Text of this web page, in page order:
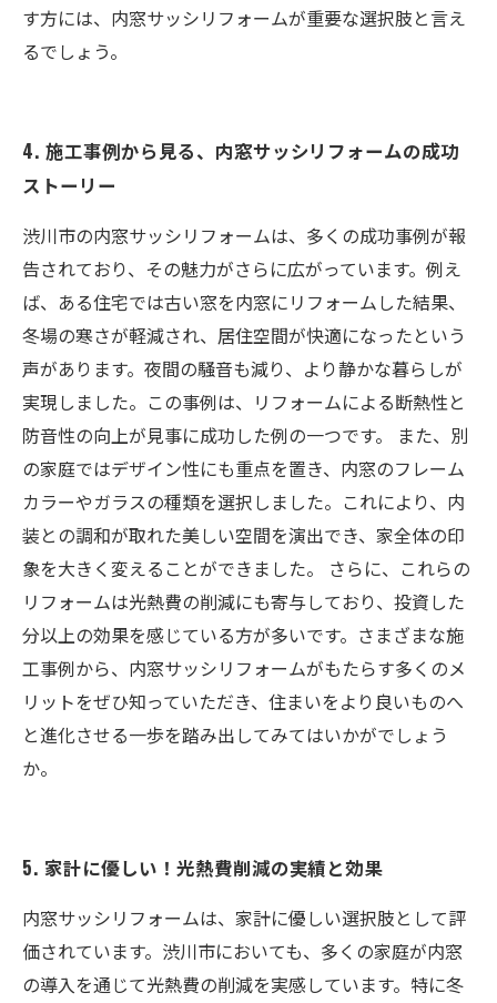
す方には、内窓サッシリフォームが重要な選択肢と言え
るでしょう。
4. 施工事例から見る、内窓サッシリフォームの成功
ストーリー
渋川市の内窓サッシリフォームは、多くの成功事例が報
告されており、その魅力がさらに広がっています。例え
ば、ある住宅では古い窓を内窓にリフォームした結果、
冬場の寒さが軽減され、居住空間が快適になったという
声があります。夜間の騒音も減り、より静かな暮らしが
実現しました。この事例は、リフォームによる断熱性と
防音性の向上が見事に成功した例の一つです。 また、別
の家庭ではデザイン性にも重点を置き、内窓のフレーム
カラーやガラスの種類を選択しました。これにより、内
装との調和が取れた美しい空間を演出でき、家全体の印
象を大きく変えることができました。 さらに、これらの
リフォームは光熱費の削減にも寄与しており、投資した
分以上の効果を感じている方が多いです。さまざまな施
工事例から、内窓サッシリフォームがもたらす多くのメ
リットをぜひ知っていただき、住まいをより良いものへ
と進化させる一歩を踏み出してみてはいかがでしょう
か。
5. 家計に優しい！光熱費削減の実績と効果
内窓サッシリフォームは、家計に優しい選択肢として評
価されています。渋川市においても、多くの家庭が内窓
の導入を通じて光熱費の削減を実感しています。特に冬